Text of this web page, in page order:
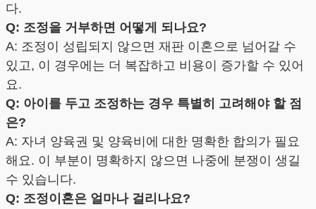
다.
Q: 조정을 거부하면 어떻게 되나요?
A: 조정이 성립되지 않으면 재판 이혼으로 넘어갈 수
있고, 이 경우에는 더 복잡하고 비용이 증가할 수 있어
요.
Q: 아이를 두고 조정하는 경우 특별히 고려해야 할 점
은?
A: 자녀 양육권 및 양육비에 대한 명확한 합의가 필요
해요. 이 부분이 명확하지 않으면 나중에 분쟁이 생길
수 있습니다.
Q: 조정이혼은 얼마나 걸리나요?